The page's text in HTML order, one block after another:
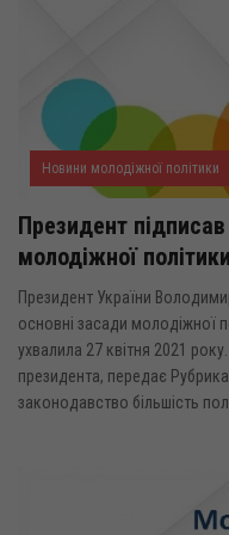
Новини молодіжної політики
Президент
молодіжної політики
Президент України
основні засади молодіжної
ухвалила 27 квітня 2021
президента, передає
законодавство більшість